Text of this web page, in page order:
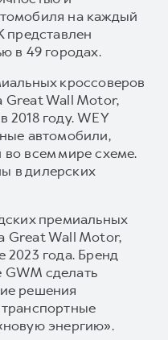
на каждый
представлен
в 49 городах.
кроссоверов
Great Wall Motor,
2018 году. WEY
автомобили,
всем мире схеме.
в дилерских
премиальных
Great Wall Motor,
2023 года. Бренд
GWM сделать
решения
энергию».